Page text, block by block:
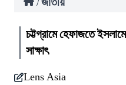
/
চট্টগ্রামে হেফাজতে
সাক্ষাৎ
Lens Asia